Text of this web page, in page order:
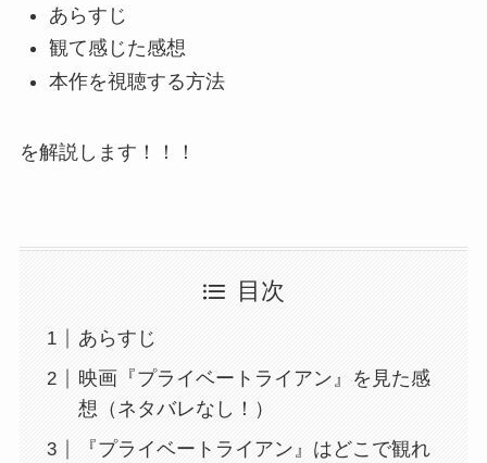
あらすじ
観て感じた感想
本作を視聴する方法
を解説します！！！
目次
あらすじ
映画『プライベートライアン』を見た感
想（ネタバレなし！）
『プライベートライアン』はどこで観れ